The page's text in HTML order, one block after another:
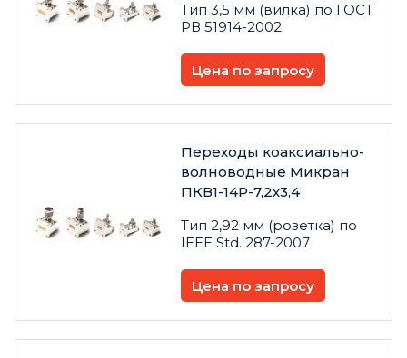
Тип 3,5 мм (вилка) по ГОСТ
РВ 51914-2002
Цена по запросу
Переходы коаксиально-
волноводные Микран
ПКВ1-14Р-7,2х3,4
Тип 2,92 мм (розетка) по
IEEE Std. 287-2007
Цена по запросу